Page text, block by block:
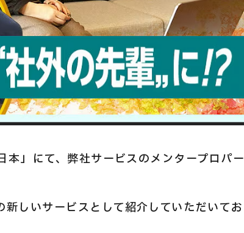
」にて、弊社サービスのメンタープロパー
しいサービスとして紹介していただいてお